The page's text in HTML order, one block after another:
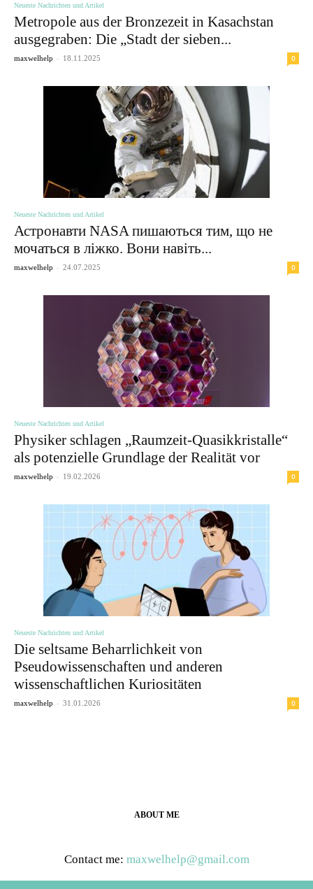
Neueste Nachrichten und Artikel
Metropole aus der Bronzezeit in Kasachstan
ausgegraben: Die „Stadt der sieben...
maxwelhelp - 18.11.2025 0
Neueste Nachrichten und Artikel
Астронавти NASA пишаються тим, що не
мочаться в ліжко. Вони навіть...
maxwelhelp - 24.07.2025 0
Neueste Nachrichten und Artikel
Physiker schlagen „Raumzeit-Quasikkristalle“
als potenzielle Grundlage der Realität vor
maxwelhelp - 19.02.2026 0
Neueste Nachrichten und Artikel
Die seltsame Beharrlichkeit von
Pseudowissenschaften und anderen
wissenschaftlichen Kuriositäten
maxwelhelp - 31.01.2026 0
ABOUT ME
Contact me: maxwelhelp@gmail.com